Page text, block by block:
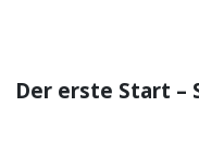
Der erste Start –